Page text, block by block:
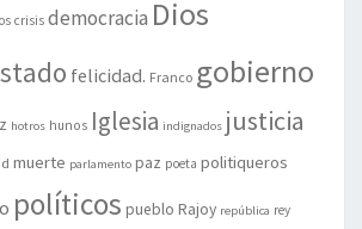
crisis democracia Dios
felicidad. Franco gobierno
hotros hunos Iglesia indignados justicia
muerte parlamento paz poeta politiqueros
políticos pueblo Rajoy república rey